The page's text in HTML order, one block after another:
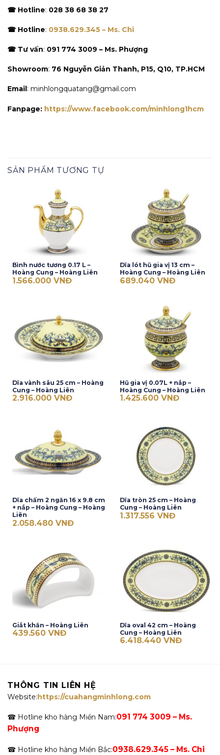
☎ Hotline: 028 38 68 38 27
☎ Hotline: 0938.629.345 – Ms. Chi
☎ Tư vấn: 091 774 3009 – Ms. Phượng
Showroom: 76 Nguyễn Giản Thanh, P15, Q10, TP.HCM
Email : minhlongquatang@gmail.com
Fanpage: https://www.facebook.com/minhlong1hcm
SẢN PHẨM TƯƠNG TỰ
Bình nước tương 0.17 L –
Hoàng Cung – Hoàng Liên
1.566.000 VNĐ
Dĩa lót hũ gia vị 13 cm –
Hoàng Cung – Hoàng Liên
689.040 VNĐ
Dĩa vành sâu 25 cm – Hoàng
Cung – Hoàng Liên
2.916.000 VNĐ
Hũ gia vị 0.07L + nắp –
Hoàng Cung – Hoàng Liên
1.425.600 VNĐ
Dĩa chấm 2 ngăn 16 x 9.8 cm
+ nắp – Hoàng Cung – Hoàng
Liên
2.058.480 VNĐ
Dĩa tròn 25 cm – Hoàng
Cung – Hoàng Liên
1.317.556 VNĐ
Giắt khăn – Hoàng Liên
439.560 VNĐ
Dĩa oval 42 cm – Hoàng
Cung – Hoàng Liên
6.418.440 VNĐ
THÔNG TIN LIÊN HỆ
Website:https://cuahangminhlong.com
☎ Hotline kho hàng Miền Nam:091 774 3009 – Ms.
Phượng
☎ Hotline kho hàng Miền Bắc:0938.629.345 – Ms. Chi